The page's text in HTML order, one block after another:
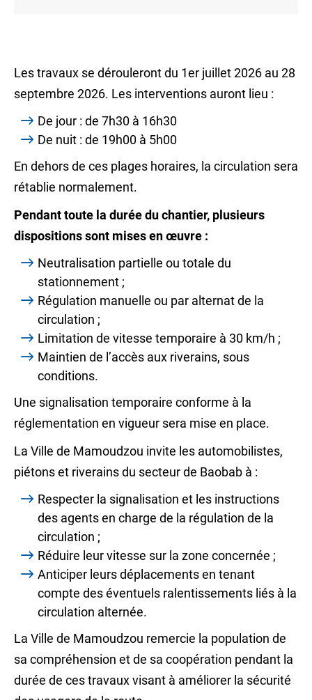
Les travaux se dérouleront du 1er juillet 2026 au 28
septembre 2026. Les interventions auront lieu :
De jour : de 7h30 à 16h30
De nuit : de 19h00 à 5h00
En dehors de ces plages horaires, la circulation sera
rétablie normalement.
Pendant toute la durée du chantier, plusieurs
dispositions sont mises en œuvre :
Neutralisation partielle ou totale du
stationnement ;
Régulation manuelle ou par alternat de la
circulation ;
Limitation de vitesse temporaire à 30 km/h ;
Maintien de l’accès aux riverains, sous
conditions.
Une signalisation temporaire conforme à la
réglementation en vigueur sera mise en place.
La Ville de Mamoudzou invite les automobilistes,
piétons et riverains du secteur de Baobab à :
Respecter la signalisation et les instructions
des agents en charge de la régulation de la
circulation ;
Réduire leur vitesse sur la zone concernée ;
Anticiper leurs déplacements en tenant
compte des éventuels ralentissements liés à la
circulation alternée.
La Ville de Mamoudzou remercie la population de
sa compréhension et de sa coopération pendant la
durée de ces travaux visant à améliorer la sécurité